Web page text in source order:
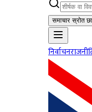
समाचार स्रोत
निर्वाचन